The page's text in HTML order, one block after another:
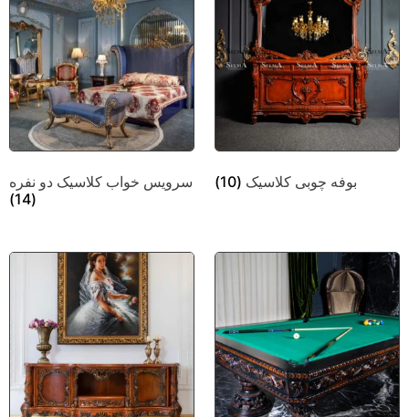
سرویس خواب کلاسیک دو نفره
(14)
بوفه چوبی کلاسیک (10)